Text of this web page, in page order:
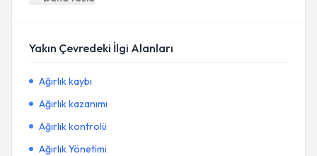
Yakın Çevredeki İlgi Alanları
Ağırlık kaybı
Ağırlık kazanımı
Ağırlık kontrolü
Ağırlık Yönetimi